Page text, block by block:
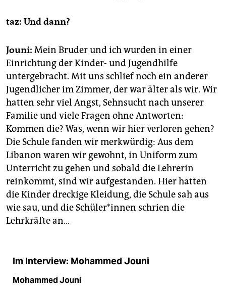
taz: Und dann?
Jouni: Mein Bruder und ich wurden in einer
Einrichtung der Kinder- und Jugendhilfe
untergebracht. Mit uns schlief noch ein anderer
Jugendlicher im Zimmer, der war älter als wir. Wir
hatten sehr viel Angst, Sehnsucht nach unserer
Familie und viele Fragen ohne Antworten:
Kommen die? Was, wenn wir hier verloren gehen?
Die Schule fanden wir merkwürdig: Aus dem
Libanon waren wir gewohnt, in Uniform zum
Unterricht zu gehen und sobald die Lehrerin
reinkommt, sind wir aufgestanden. Hier hatten
die Kinder dreckige Kleidung, die Schule sah aus
wie sau, und die Schü­le­r*in­nen schrien die
Lehrkräfte an…
Im Interview: Mohammed Jouni
Mohammed Jouni